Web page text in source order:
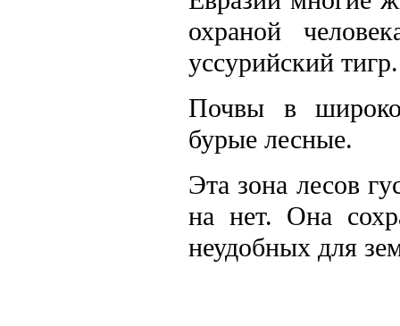
охраной
уссурийский тигр.
Почвы в
бурые лесные.
Эта зона лесов
на нет. Она
неудобных для